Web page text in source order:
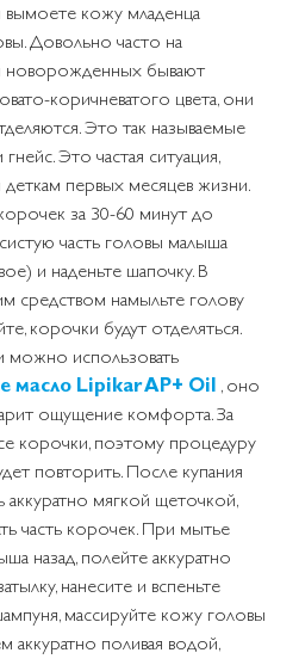
вымоете кожу младенца
Довольно часто на
новорожденных бывают
коричневатого цвета, они
Это так называемые
Это частая ситуация,
первых месяцев жизни.
за 30-60 минут до
часть головы малыша
и наденьте шапочку. В
средством намыльте голову
корочки будут отделяться.
использовать
масло Lipikar AP+ Oil , оно
ощущение комфорта. За
корочки, поэтому процедуру
повторить. После купания
мягкой щеточкой,
часть корочек. При мытье
назад, полейте аккуратно
нанесите и вспеньте
массируйте кожу головы
аккуратно поливая водой,